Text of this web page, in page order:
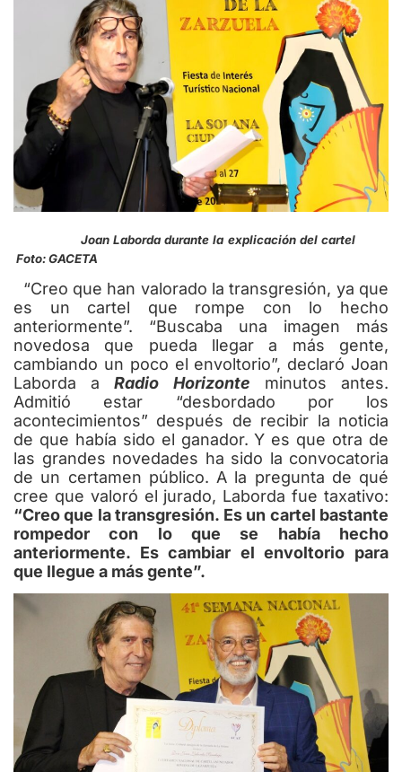
Joan Laborda durante la explicación del cartel
Foto: GACETA
“Creo que han valorado la transgresión, ya que
es un cartel que rompe con lo hecho
anteriormente”. “Buscaba una imagen más
novedosa que pueda llegar a más gente,
cambiando un poco el envoltorio”, declaró Joan
Laborda aRadio Horizonte minutos antes.
Admitió estar “desbordado por los
acontecimientos” después de recibir la noticia
de que había sido el ganador. Y es que otra de
las grandes novedades ha sido la convocatoria
de un certamen público. A la pregunta de qué
cree que valoró el jurado, Laborda fue taxativo:
“Creo que la transgresión. Es un cartel bastante
rompedor con lo que se había hecho
anteriormente. Es cambiar el envoltorio para
que llegue a más gente”.